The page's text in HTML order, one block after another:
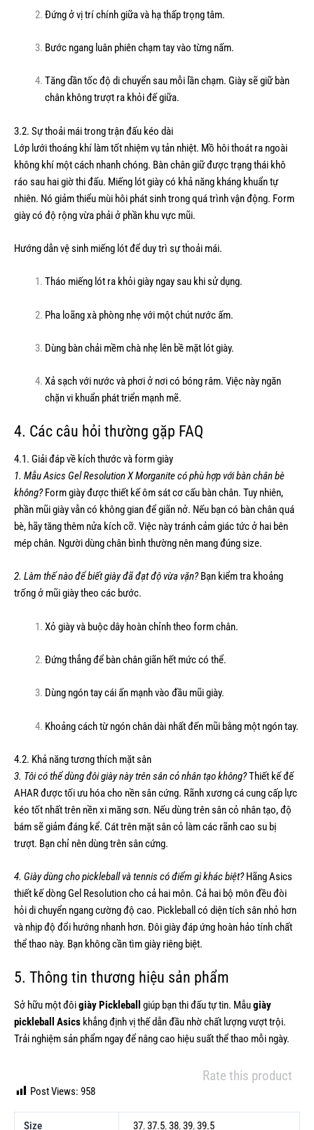
Đứng ở vị trí chính giữa và hạ thấp trọng tâm.
Bước ngang luân phiên chạm tay vào từng nấm.
Tăng dần tốc độ di chuyển sau mỗi lần chạm. Giày sẽ giữ bàn
chân không trượt ra khỏi đế giữa.
3.2. Sự thoải mái trong trận đấu kéo dài
Lớp lưới thoáng khí làm tốt nhiệm vụ tản nhiệt. Mồ hôi thoát ra ngoài
không khí một cách nhanh chóng. Bàn chân giữ được trạng thái khô
ráo sau hai giờ thi đấu. Miếng lót giày có khả năng kháng khuẩn tự
nhiên. Nó giảm thiểu mùi hôi phát sinh trong quá trình vận động. Form
giày có độ rộng vừa phải ở phần khu vực mũi.
Hướng dẫn vệ sinh miếng lót để duy trì sự thoải mái.
Tháo miếng lót ra khỏi giày ngay sau khi sử dụng.
Pha loãng xà phòng nhẹ với một chút nước ấm.
Dùng bàn chải mềm chà nhẹ lên bề mặt lót giày.
Xả sạch với nước và phơi ở nơi có bóng râm. Việc này ngăn
chặn vi khuẩn phát triển mạnh mẽ.
4. Các câu hỏi thường gặp FAQ
4.1. Giải đáp về kích thước và form giày
1. Mẫu Asics Gel Resolution X Morganite có phù hợp với bàn chân bè
không?Form giày được thiết kế ôm sát cơ cấu bàn chân. Tuy nhiên,
phần mũi giày vẫn có không gian để giãn nở. Nếu bạn có bàn chân quá
bè, hãy tăng thêm nửa kích cỡ. Việc này tránh cảm giác tức ở hai bên
mép chân. Người dùng chân bình thường nên mang đúng size.
2. Làm thế nào để biết giày đã đạt độ vừa vặn?Bạn kiểm tra khoảng
trống ở mũi giày theo các bước.
Xỏ giày và buộc dây hoàn chỉnh theo form chân.
Đứng thẳng để bàn chân giãn hết mức có thể.
Dùng ngón tay cái ấn mạnh vào đầu mũi giày.
Khoảng cách từ ngón chân dài nhất đến mũi bằng một ngón tay.
4.2. Khả năng tương thích mặt sân
3. Tôi có thể dùng đôi giày này trên sân cỏ nhân tạo không?Thiết kế đế
AHAR được tối ưu hóa cho nền sân cứng. Rãnh xương cá cung cấp lực
kéo tốt nhất trên nền xi măng sơn. Nếu dùng trên sân cỏ nhân tạo, độ
bám sẽ giảm đáng kể. Cát trên mặt sân cỏ làm các rãnh cao su bị
trượt. Bạn chỉ nên dùng trên sân cứng.
4. Giày dùng cho pickleball và tennis có điểm gì khác biệt?Hãng Asics
thiết kế dòng Gel Resolution cho cả hai môn. Cả hai bộ môn đều đòi
hỏi di chuyển ngang cường độ cao. Pickleball có diện tích sân nhỏ hơn
và nhịp độ đổi hướng nhanh hơn. Đôi giày đáp ứng hoàn hảo tính chất
thể thao này. Bạn không cần tìm giày riêng biệt.
5. Thông tin thương hiệu sản phẩm
Sở hữu một đôigiày Pickleball giúp bạn thi đấu tự tin. Mẫugiày
pickleball Asics khẳng định vị thế dẫn đầu nhờ chất lượng vượt trội.
Trải nghiệm sản phẩm ngay để nâng cao hiệu suất thể thao mỗi ngày.
Rate this product
Post Views: 958
Size 37,37.5,38,39,39.5